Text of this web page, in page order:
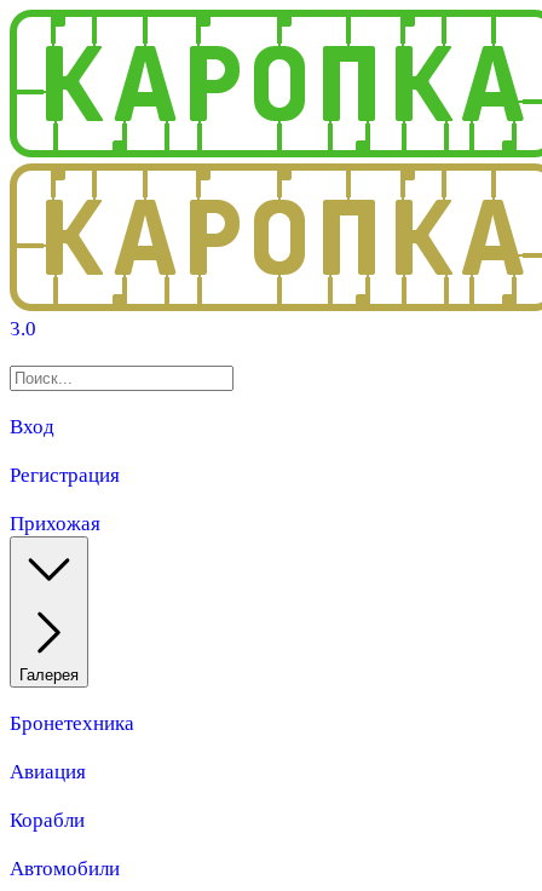
3.0
Вход
Регистрация
Прихожая
Галерея
Бронетехника
Авиация
Корабли
Автомобили